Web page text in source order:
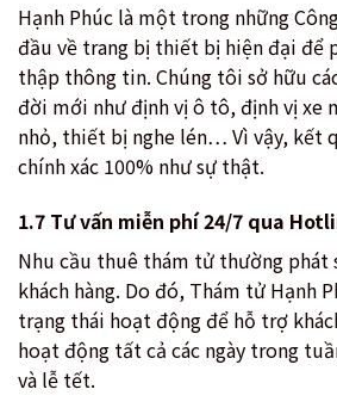
Hạnh Phúc là một trong những
đầu về trang bị thiết bị hiện đại để
thập thông tin. Chúng tôi sở hữu
đời mới như định vị ô tô, định vị xe
nhỏ, thiết bị nghe lén… Vì vậy, kết
chính xác 100% như sự thật.
1.7 Tư vấn miễn phí 24/7 qua
Nhu cầu thuê thám tử thường
khách hàng. Do đó, Thám tử Hạnh
trạng thái hoạt động để hỗ trợ
hoạt động tất cả các ngày trong
và lễ tết.